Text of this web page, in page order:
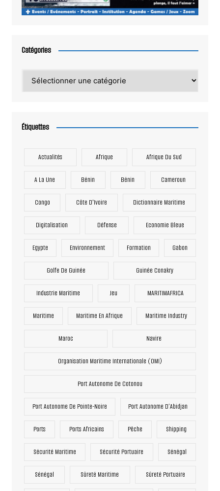
Catégories
Étiquettes
Actualités Afrique Afrique Du Sud
A La Une Bénin Bénin Cameroun
Congo Côte D'Ivoire Dictionnaire Maritime
Digitalisation Défense Economie Bleue
Egypte Environnement Formation Gabon
Golfe De Guinée Guinée Conakry
Industrie Maritime Jeu MARITIMAFRICA
Maritime Maritime En Afrique Maritime Industry
Maroc Navire
Organisation Maritime Internationale (OMI)
Port Autonome De Cotonou
Port Autonome De Pointe-Noire Port Autonome D’Abidjan
Ports Ports Africains Pêche Shipping
Sécurité Maritime Sécurité Portuaire Sénégal
Sénégal Sûreté Maritime Sûreté Portuaire